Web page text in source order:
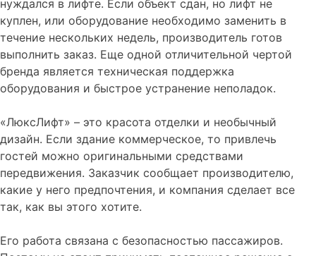
нуждался в лифте. Если объект сдан, но лифт не
куплен, или оборудование необходимо заменить в
течение нескольких недель, производитель готов
выполнить заказ. Еще одной отличительной чертой
бренда является техническая поддержка
оборудования и быстрое устранение неполадок.
«ЛюксЛифт» – это красота отделки и необычный
дизайн. Если здание коммерческое, то привлечь
гостей можно оригинальными средствами
передвижения. Заказчик сообщает производителю,
какие у него предпочтения, и компания сделает все
так, как вы этого хотите.
Его работа связана с безопасностью пассажиров.